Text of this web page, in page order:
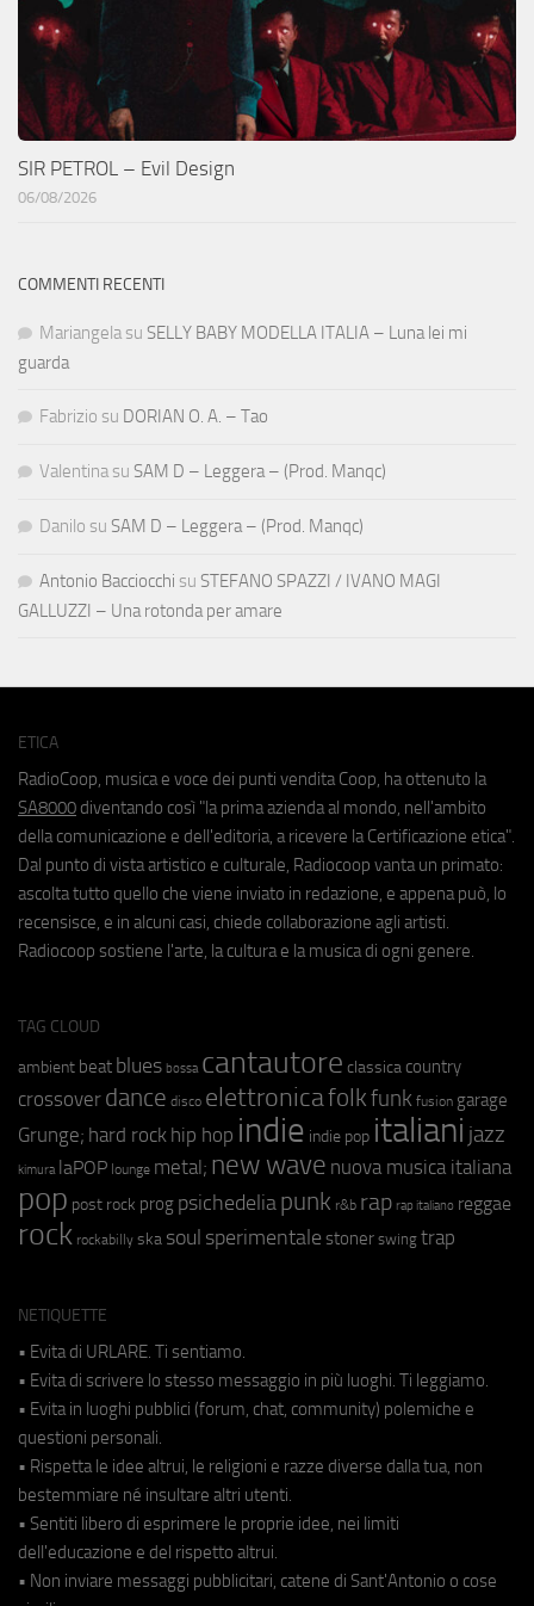
SIR PETROL – Evil Design
06/08/2026
COMMENTI RECENTI
Mariangela su SELLY BABY MODELLA ITALIA – Luna lei mi
guarda
Fabrizio su DORIAN O. A. – Tao
Valentina su SAM D – Leggera – (Prod. Manqc)
Danilo su SAM D – Leggera – (Prod. Manqc)
Antonio Bacciocchi su STEFANO SPAZZI / IVANO MAGI
GALLUZZI – Una rotonda per amare
ETICA
RadioCoop, musica e voce dei punti vendita Coop, ha ottenuto la
SA8000 diventando così "la prima azienda al mondo, nell'ambito
della comunicazione e dell'editoria, a ricevere la Certificazione etica".
Dal punto di vista artistico e culturale, Radiocoop vanta un primato:
ascolta tutto quello che viene inviato in redazione, e appena può, lo
recensisce, e in alcuni casi, chiede collaborazione agli artisti.
Radiocoop sostiene l'arte, la cultura e la musica di ogni genere.
TAG CLOUD
ambient beat blues bossa cantautore classica country
crossover dance disco elettronicafolkfunk fusion garage
Grunge; hard rock hip hop indie indie pop italiani jazz
kimura laPOP lounge metal; new wave nuova musica italiana
pop post rock prog psichedeliapunk r&b rap rap italiano reggae
rock rockabilly ska soul sperimentale stoner swing trap
NETIQUETTE
• Evita di URLARE. Ti sentiamo.
• Evita di scrivere lo stesso messaggio in più luoghi. Ti leggiamo.
• Evita in luoghi pubblici (forum, chat, community) polemiche e
questioni personali.
• Rispetta le idee altrui, le religioni e razze diverse dalla tua, non
bestemmiare né insultare altri utenti.
• Sentiti libero di esprimere le proprie idee, nei limiti
dell'educazione e del rispetto altrui.
• Non inviare messaggi pubblicitari, catene di Sant'Antonio o cose